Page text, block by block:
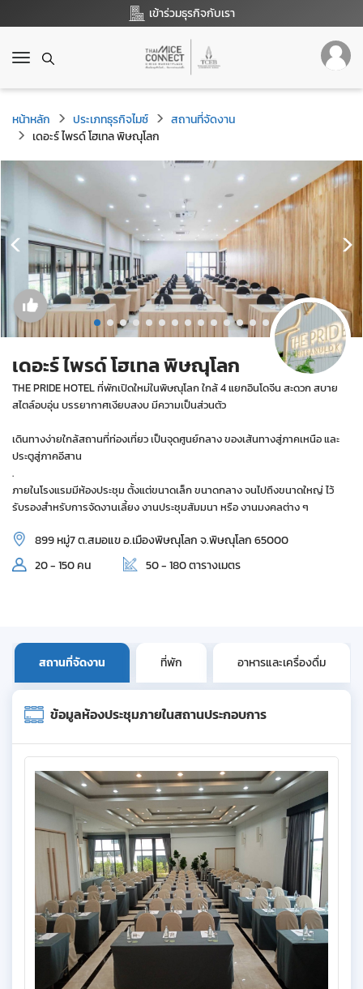
เข้าร่วมธุรกิจกับเรา
T
g
g
l
e
n
a
n
หน้าหลัก ประเภทธุรกิจไมซ์
สถานที่จัดงาน
เดอะร์ ไพรด์ โฮเทล พิษณุโลก
เดอะร์ ไพรด์ โฮเทล พิษณุโลก
THE PRIDE HOTEL ที่พักเปิดใหม่ในพิษณุโลก ใกล้ 4 แยกอินโดจีน สะดวก สบาย
สไตล์อบอุ่น บรรยากาศเงียบสงบ มีความเป็นส่วนตัว
เดินทางง่ายใกล้สถานที่ท่องเที่ยว เป็นจุดศูนย์กลาง ของเส้นทางสู่ภาคเหนือ และ
ประตูสู่ภาคอีสาน
.
ภายในโรงแรมมีห้องประชุม ตั้งแต่ขนาดเล็ก ขนาดกลาง จนไปถึงขนาดใหญ่ ไว้
รับรองสำหรับการจัดงานเลี้ยง งานประชุมสัมมนา หรือ งานมงคลต่าง ๆ
899 หมู่7 ต.สมอแข อ.เมืองพิษณุโลก จ.พิษณุโลก 65000
20 - 150 คน
50 - 180 ตารางเมตร
สถานที่จัดงาน ที่พัก อาหารและเครื่องดื่ม
ข้อมูลห้องประชุมภายในสถานประกอบการ